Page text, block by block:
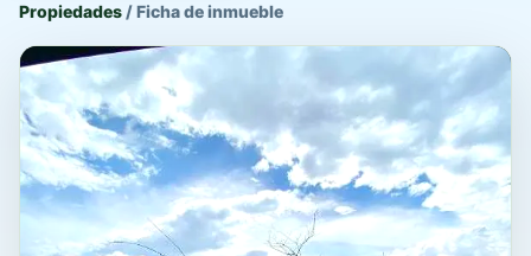
Propiedades /Ficha de inmueble